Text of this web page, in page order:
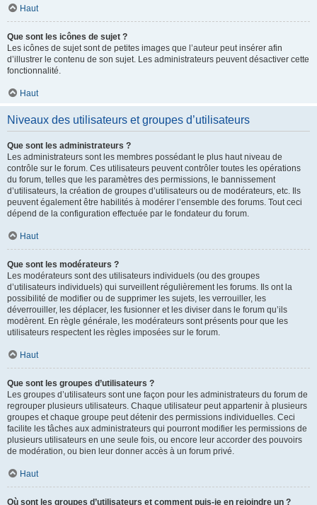
Haut
Que sont les icônes de sujet ?
Les icônes de sujet sont de petites images que l’auteur peut insérer afin
d’illustrer le contenu de son sujet. Les administrateurs peuvent désactiver cette
fonctionnalité.
Haut
Niveaux des utilisateurs et groupes d’utilisateurs
Que sont les administrateurs ?
Les administrateurs sont les membres possédant le plus haut niveau de
contrôle sur le forum. Ces utilisateurs peuvent contrôler toutes les opérations
du forum, telles que les paramètres des permissions, le bannissement
d’utilisateurs, la création de groupes d’utilisateurs ou de modérateurs, etc. Ils
peuvent également être habilités à modérer l’ensemble des forums. Tout ceci
dépend de la configuration effectuée par le fondateur du forum.
Haut
Que sont les modérateurs ?
Les modérateurs sont des utilisateurs individuels (ou des groupes
d’utilisateurs individuels) qui surveillent régulièrement les forums. Ils ont la
possibilité de modifier ou de supprimer les sujets, les verrouiller, les
déverrouiller, les déplacer, les fusionner et les diviser dans le forum qu’ils
modèrent. En règle générale, les modérateurs sont présents pour que les
utilisateurs respectent les règles imposées sur le forum.
Haut
Que sont les groupes d’utilisateurs ?
Les groupes d’utilisateurs sont une façon pour les administrateurs du forum de
regrouper plusieurs utilisateurs. Chaque utilisateur peut appartenir à plusieurs
groupes et chaque groupe peut détenir des permissions individuelles. Ceci
facilite les tâches aux administrateurs qui pourront modifier les permissions de
plusieurs utilisateurs en une seule fois, ou encore leur accorder des pouvoirs
de modération, ou bien leur donner accès à un forum privé.
Haut
Où sont les groupes d’utilisateurs et comment puis-je en rejoindre un ?